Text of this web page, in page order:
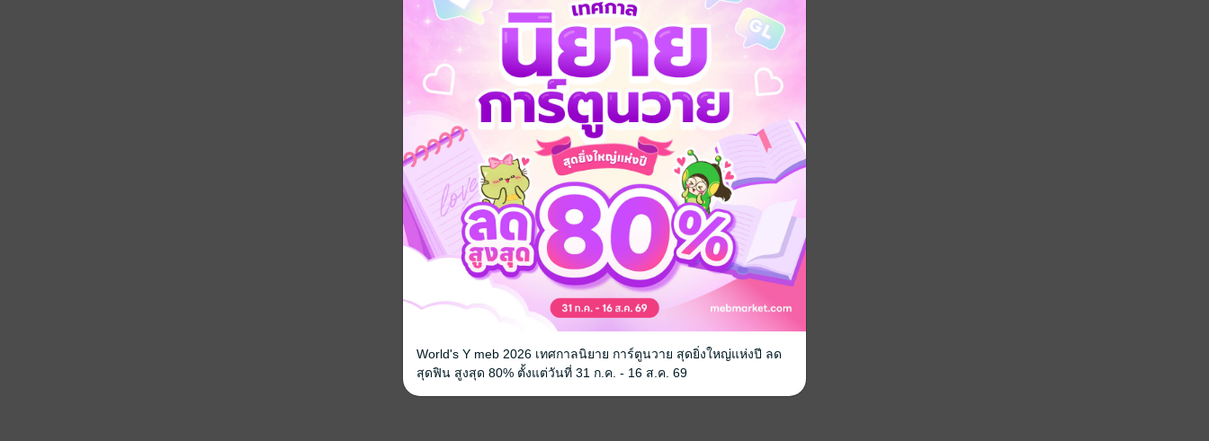
World's Y meb 2026 เทศกาลนิยาย การ์ตูนวาย สุดยิ่งใหญ่แห่งปี ลด
สุดฟิน สูงสุด 80% ตั้งแต่วันที่ 31 ก.ค. - 16 ส.ค. 69